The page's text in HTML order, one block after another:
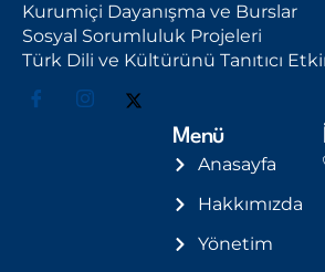
Kurumiçi Dayanışma ve Burslar
Sosyal Sorumluluk Projeleri
Türk Dili ve Kültürünü Tanıtıcı
Menü
Anasayfa
Hakkımızda
Yönetim